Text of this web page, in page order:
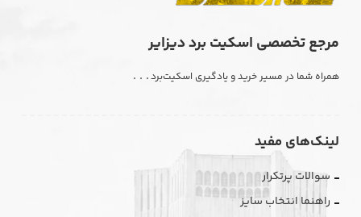
مرجع تخصصی اسکیت برد دیزایر
همراه شما در مسیر خرید و یادگیری اسکیت‌برد. . .
لینک‌های مفید
سوالات پرتکرار
راهنما انتخاب سایز